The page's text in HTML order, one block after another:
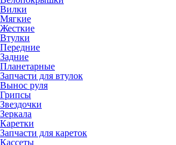
Вилки
Мягкие
Жесткие
Втулки
Передние
Задние
Планетарные
Запчасти для втулок
Вынос руля
Грипсы
Звездочки
Зеркала
Каретки
Запчасти для кареток
Кассеты